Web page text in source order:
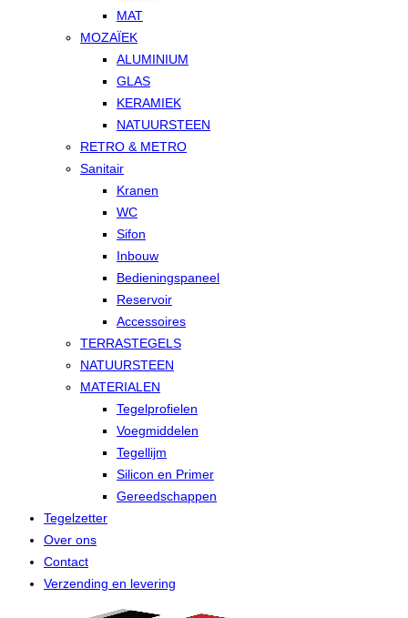
MAT
MOZAÏEK
ALUMINIUM
GLAS
KERAMIEK
NATUURSTEEN
RETRO & METRO
Sanitair
Kranen
WC
Sifon
Inbouw
Bedieningspaneel
Reservoir
Accessoires
TERRASTEGELS
NATUURSTEEN
MATERIALEN
Tegelprofielen
Voegmiddelen
Tegellijm
Silicon en Primer
Gereedschappen
Tegelzetter
Over ons
Contact
Verzending en levering